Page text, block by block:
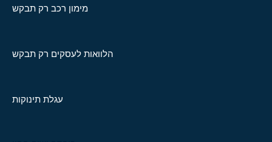
מימון רכב רק תבקש
הלוואות לעסקים רק תבקש
עגלת תינוקות